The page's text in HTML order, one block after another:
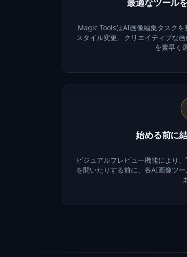
最適なツール
Magic ToolsはAI画像編集タスクを
スタイル変更、クリエイティブな
を素早く
始める前に
ビジュアルプレビュー機能により
を開いたりする前に、各AI画像ツ